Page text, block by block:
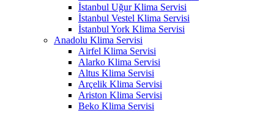
İstanbul Uğur Klima Servisi
İstanbul Vestel Klima Servisi
İstanbul York Klima Servisi
Anadolu Klima Servisi
Airfel Klima Servisi
Alarko Klima Servisi
Altus Klima Servisi
Arçelik Klima Servisi
Ariston Klima Servisi
Beko Klima Servisi